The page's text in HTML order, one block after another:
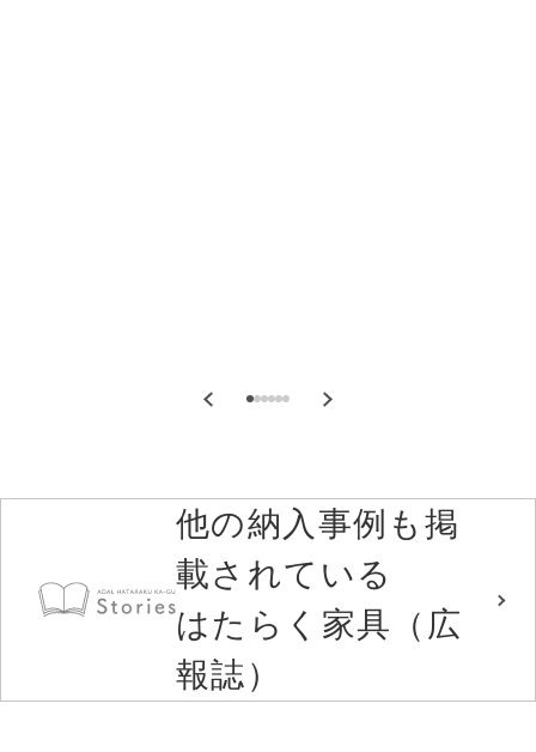
他の納入事例も掲
載されている
はたらく家具（広
報誌）